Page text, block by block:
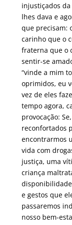
injustiçados
lhes dava e
que precisam:
carinho que o
fraterna que o
sentir-se
“vinde a mim
oprimidos, eu
vez de eles
tempo agora,
provocação:
reconfortados
encontrarmos
vida com
justiça, uma
criança
e gestos que
passaremos
nosso bem-